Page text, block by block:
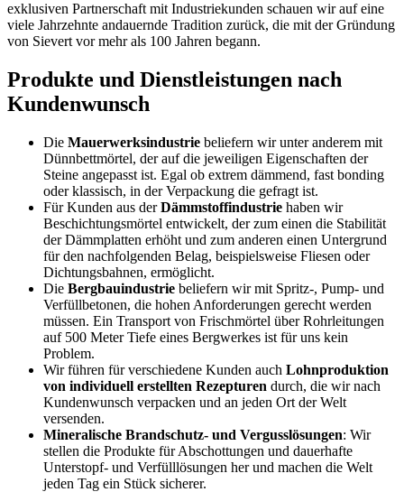
exklusiven Partnerschaft mit Industriekunden schauen wir auf eine
viele Jahrzehnte andauernde Tradition zurück, die mit der Gründung
von Sievert vor mehr als 100 Jahren begann.
Produkte und Dienstleistungen nach
Kundenwunsch
Die Mauerwerksindustrie beliefern wir unter anderem mit
Dünnbettmörtel, der auf die jeweiligen Eigenschaften der
Steine angepasst ist. Egal ob extrem dämmend, fast bonding
oder klassisch, in der Verpackung die gefragt ist.
Für Kunden aus derDämmstoffindustrie haben wir
Beschichtungsmörtel entwickelt, der zum einen die Stabilität
der Dämmplatten erhöht und zum anderen einen Untergrund
für den nachfolgenden Belag, beispielsweise Fliesen oder
Dichtungsbahnen, ermöglicht.
Die Bergbauindustrie beliefern wir mit Spritz-, Pump- und
Verfüllbetonen, die hohen Anforderungen gerecht werden
müssen. Ein Transport von Frischmörtel über Rohrleitungen
auf 500 Meter Tiefe eines Bergwerkes ist für uns kein
Problem.
Wir führen für verschiedene Kunden auch Lohnproduktion
von individuell erstellten Rezepturen durch, die wir nach
Kundenwunsch verpacken und an jeden Ort der Welt
versenden.
Mineralische Brandschutz- und Vergusslösungen: Wir
stellen die Produkte für Abschottungen und dauerhafte
Unterstopf- und Verfülllösungen her und machen die Welt
jeden Tag ein Stück sicherer.